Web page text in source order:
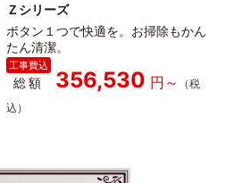
Ｚシリーズ
ボタン１つで快適を。お掃除もかん
たん清潔。
総額 356,530